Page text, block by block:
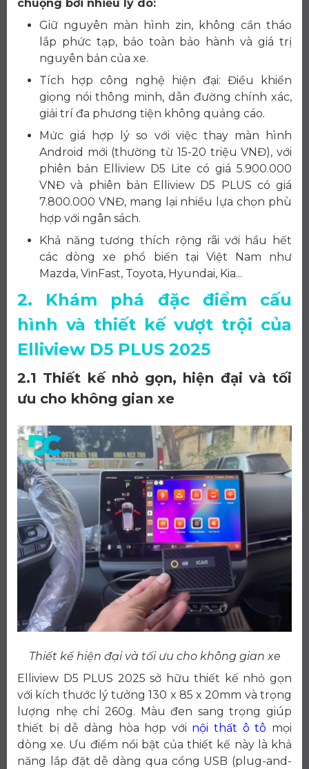
chuộng bởi nhiều lý do:
Giữ nguyên màn hình zin, không cần tháo
lắp phức tạp, bảo toàn bảo hành và giá trị
nguyên bản của xe.
Tích hợp công nghệ hiện đại: Điều khiển
giọng nói thông minh, dẫn đường chính xác,
giải trí đa phương tiện không quảng cáo.
Mức giá hợp lý so với việc thay màn hình
Android mới (thường từ 15-20 triệu VNĐ), với
phiên bản Elliview D5 Lite có giá 5.900.000
VNĐ và phiên bản Elliview D5 PLUS có giá
7.800.000 VNĐ, mang lại nhiều lựa chọn phù
hợp với ngân sách.
Khả năng tương thích rộng rãi với hầu hết
các dòng xe phổ biến tại Việt Nam như
Mazda, VinFast, Toyota, Hyundai, Kia...
2. Khám phá đặc điểm cấu
hình và thiết kế vượt trội của
Elliview D5 PLUS 2025
2.1 Thiết kế nhỏ gọn, hiện đại và tối
ưu cho không gian xe
Thiết kế hiện đại và tối ưu cho không gian xe
Elliview D5 PLUS 2025 sở hữu thiết kế nhỏ gọn
với kích thước lý tưởng 130 x 85 x 20mm và trọng
lượng nhẹ chỉ 260g. Màu đen sang trọng giúp
thiết bị dễ dàng hòa hợp với nội thất ô tô mọi
dòng xe. Ưu điểm nổi bật của thiết kế này là khả
năng lắp đặt dễ dàng qua cổng USB (plug-and-